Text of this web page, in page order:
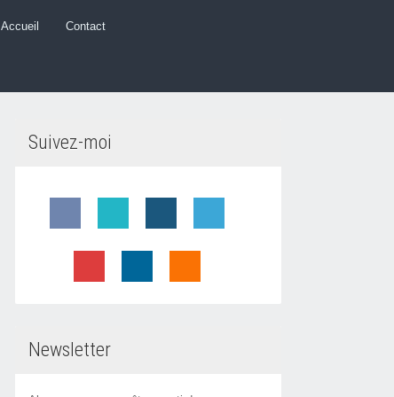
Accueil Contact
Suivez-moi
Newsletter